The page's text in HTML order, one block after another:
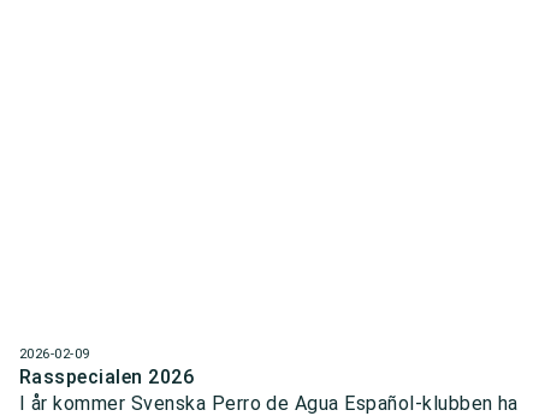
2026-02-09
Rasspecialen 2026
I år kommer Svenska Perro de Agua Español-klubben ha